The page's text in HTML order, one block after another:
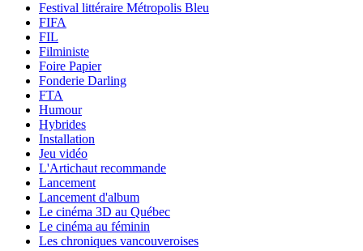
Festival littéraire Métropolis Bleu
FIFA
FIL
Filministe
Foire Papier
Fonderie Darling
FTA
Humour
Hybrides
Installation
Jeu vidéo
L'Artichaut recommande
Lancement
Lancement d'album
Le cinéma 3D au Québec
Le cinéma au féminin
Les chroniques vancouveroises